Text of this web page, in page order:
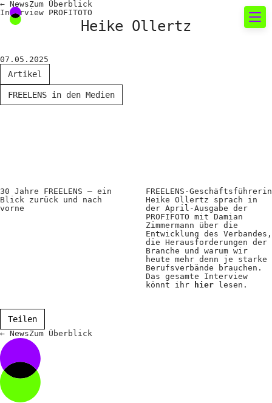
Neues rund um die
Fotografie
Das aktuelle Foto
Showcases
Fakten für Politik und
Fotograf*innen
Regionalgruppen
Projekte und Publikationen
Foundation
← NewsZum Überblick
Interview PROFITOTO
Heike Ollertz
07.05.2025
Artikel
FREELENS in den Medien
30 Jahre FREELENS – ein
Blick zurück und nach
vorne
FREELENS-Geschäftsführerin
Heike Ollertz sprach in
der April-Ausgabe der
PROFIFOTO mit Damian
Zimmermann über die
Entwicklung des Verbandes,
die Herausforderungen der
Branche und warum wir
heute mehr denn je starke
Berufsverbände brauchen.
Das gesamte Interview
könnt ihr
hier lesen.
Teilen
← NewsZum Überblick